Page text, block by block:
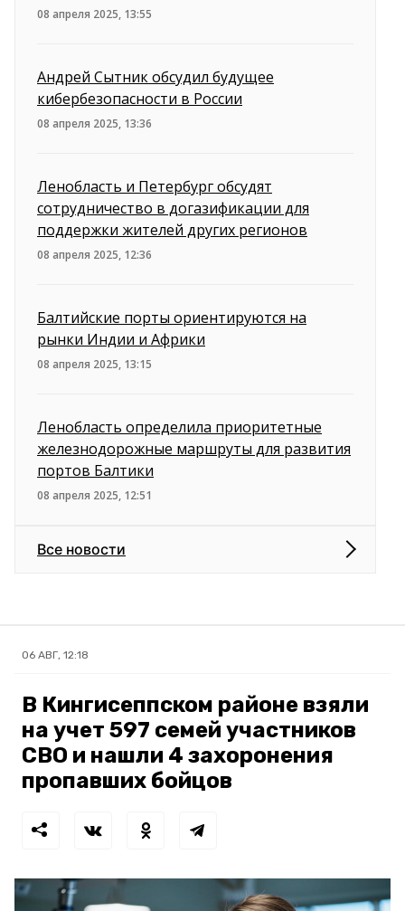
08 апреля 2025, 13:55
Андрей Сытник обсудил будущее
кибербезопасности в России
08 апреля 2025, 13:36
Ленобласть и Петербург обсудят
сотрудничество в догазификации для
поддержки жителей других регионов
08 апреля 2025, 12:36
Балтийские порты ориентируются на
рынки Индии и Африки
08 апреля 2025, 13:15
Ленобласть определила приоритетные
железнодорожные маршруты для развития
портов Балтики
08 апреля 2025, 12:51
Все новости
06 АВГ, 12:18
В Кингисеппском районе взяли
на учет 597 семей участников
СВО и нашли 4 захоронения
пропавших бойцов